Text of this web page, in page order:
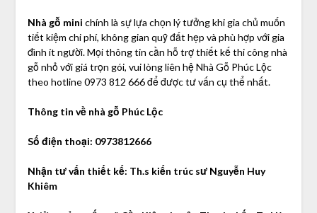
Nhà gỗ mini chính là sự lựa chọn lý tưởng khi gia chủ muốn
tiết kiệm chi phí, không gian quỹ đất hẹp và phù hợp với gia
đình ít người. Mọi thông tin cần hỗ trợ thiết kế thi công nhà
gỗ nhỏ với giá trọn gói, vui lòng liên hệ Nhà Gỗ Phúc Lộc
theo hotline 0973 812 666 để được tư vấn cụ thể nhất.
Thông tin về nhà gỗ Phúc Lộc
Số điện thoại: 0973812666
Nhận tư vấn thiết kế: Th.s kiến trúc sư Nguyễn Huy
Khiêm